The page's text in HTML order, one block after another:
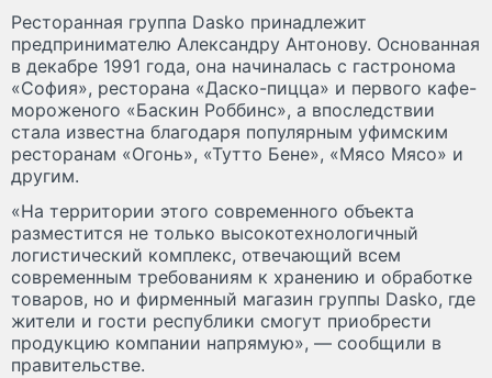
Ресторанная группа Dasko принадлежит
предпринимателю Александру Антонову. Основанная
в декабре 1991 года, она начиналась с гастронома
«София», ресторана «Даско-пицца» и первого кафе-
мороженого «Баскин Роббинс», а впоследствии
стала известна благодаря популярным уфимским
ресторанам «Огонь», «Тутто Бене», «Мясо Мясо» и
другим.
«На территории этого современного объекта
разместится не только высокотехнологичный
логистический комплекс, отвечающий всем
современным требованиям к хранению и обработке
товаров, но и фирменный магазин группы Dasko, где
жители и гости республики смогут приобрести
продукцию компании напрямую», — сообщили в
правительстве.